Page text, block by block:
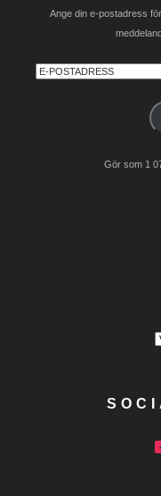
Ange din e-postadress
E-
Gör som 1